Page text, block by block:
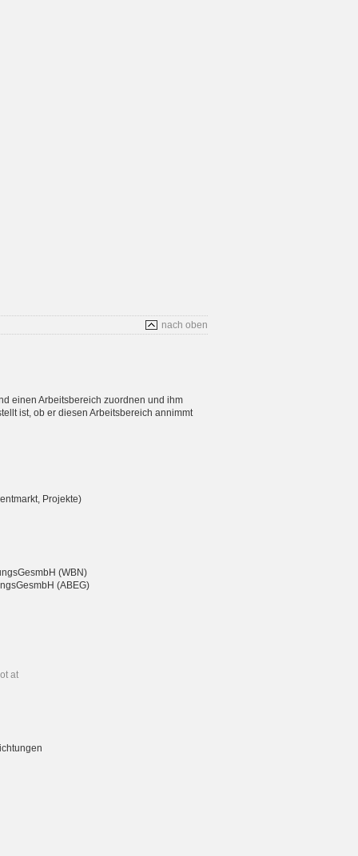
nach oben
einen Arbeitsbereich zuordnen und ihm
ist, ob er diesen Arbeitsbereich annimmt
Projekte)
(WBN)
(ABEG)
at